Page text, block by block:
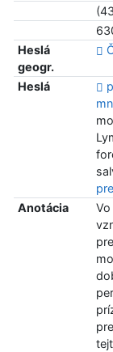
Heslá
geogr.
Heslá
Anotácia